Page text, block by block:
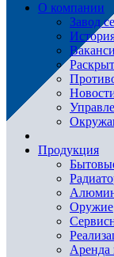
О компании
Завод
Продукция
Оружие
Аренда